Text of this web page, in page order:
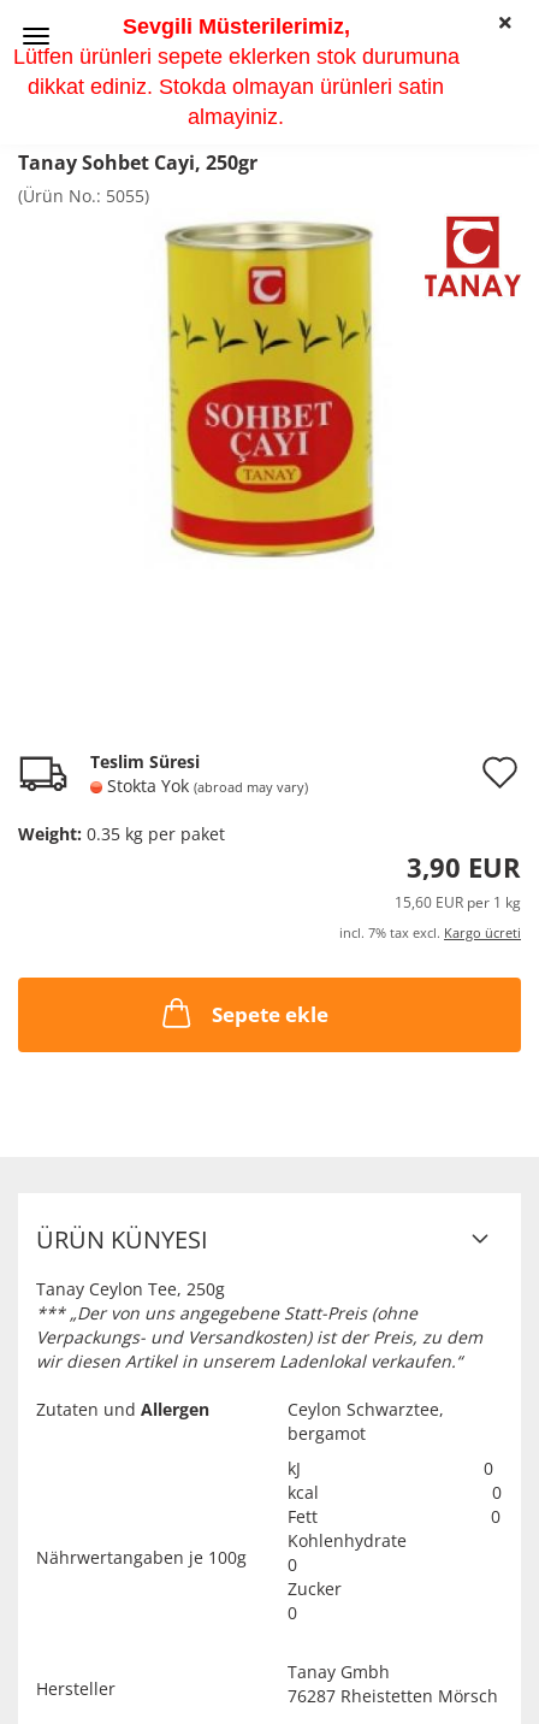
Sevgili Müsterilerimiz,
Lütfen ürünleri sepete eklerken stok durumuna
dikkat ediniz. Stokda olmayan ürünleri satin
almayiniz.
Tanay Sohbet Cayi, 250gr
(Ürün No.: 5055)
Teslim Süresi
Stokta Yok (abroad may vary)
Weight: 0.35 kg per paket
3,90 EUR
15,60 EUR per 1 kg
incl. 7% tax excl. Kargo ücreti
Sepete ekle
ÜRÜN KÜNYESI
Tanay Ceylon Tee, 250g
*** „Der von uns angegebene Statt-Preis (ohne
Verpackungs- und Versandkosten) ist der Preis, zu dem
wir diesen Artikel in unserem Ladenlokal verkaufen.“
Zutaten und Allergen
Ceylon Schwarztee,
bergamot
Nährwertangaben je 100g
kJ 0
kcal 0
Fett 0
Kohlenhydrate
0
Zucker
0
Hersteller
Tanay Gmbh
76287 Rheistetten Mörsch